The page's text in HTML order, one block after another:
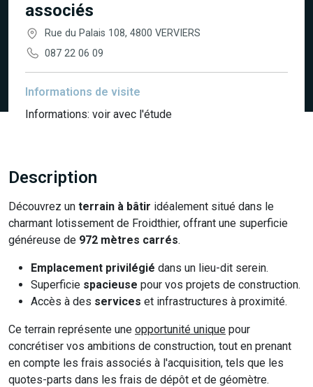
associés
Rue du Palais 108, 4800 VERVIERS
087 22 06 09
Informations de visite
Informations: voir avec l'étude
Description
Découvrez un terrain à bâtir idéalement situé dans le
charmant lotissement de Froidthier, offrant une superficie
généreuse de 972 mètres carrés.
Emplacement privilégié dans un lieu-dit serein.
Superficie spacieuse pour vos projets de construction.
Accès à des services et infrastructures à proximité.
Ce terrain représente une opportunité unique pour
concrétiser vos ambitions de construction, tout en prenant
en compte les frais associés à l'acquisition, tels que les
quotes-parts dans les frais de dépôt et de géomètre.